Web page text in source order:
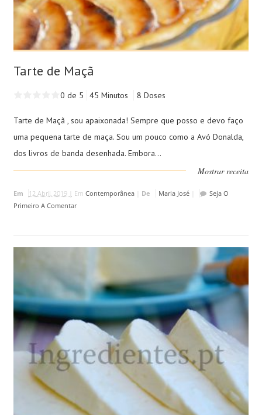
Tarte de Maçã
0 de 5 45 Minutos 8 Doses
Tarte de Maçã , sou apaixonada! Sempre que posso e devo faço
uma pequena tarte de maça. Sou um pouco como a Avó Donalda,
dos livros de banda desenhada. Embora...
Mostrar receita
Em 12 Abril, 2019 | Em Contemporânea| De Maria José|
Seja O
Primeiro A Comentar